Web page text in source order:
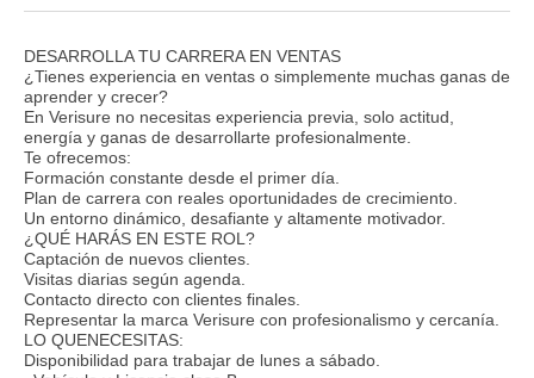
DESARROLLA TU CARRERA EN VENTAS
¿Tienes experiencia en ventas o simplemente muchas ganas de
aprender y crecer?
En Verisure no necesitas experiencia previa, solo actitud,
energía y ganas de desarrollarte profesionalmente.
Te ofrecemos:
Formación constante desde el primer día.
Plan de carrera con reales oportunidades de crecimiento.
Un entorno dinámico, desafiante y altamente motivador.
¿QUÉ HARÁS EN ESTE ROL?
Captación de nuevos clientes.
Visitas diarias según agenda.
Contacto directo con clientes finales.
Representar la marca Verisure con profesionalismo y cercanía.
LO QUENECESITAS:
Disponibilidad para trabajar de lunes a sábado.